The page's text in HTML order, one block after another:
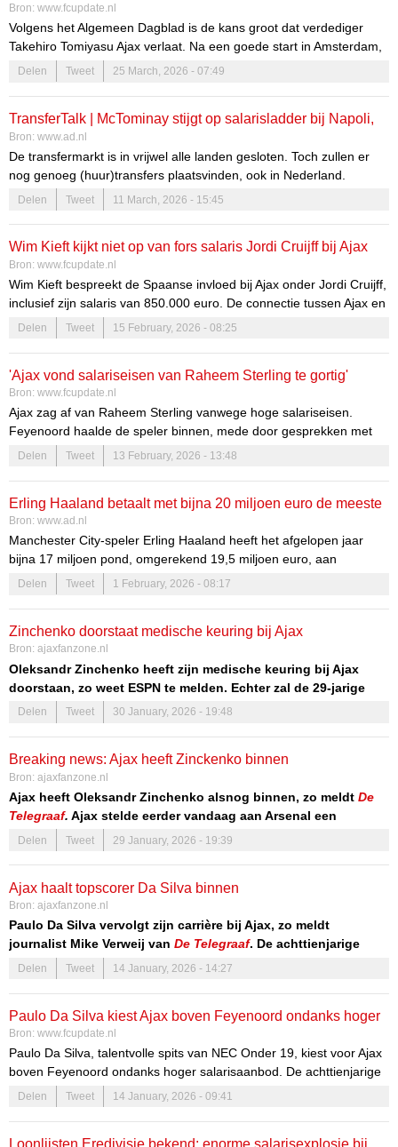
Bron: www.fcupdate.nl
Volgens het Algemeen Dagblad is de kans groot dat verdediger
Takehiro Tomiyasu Ajax verlaat. Na een goede start in Amsterdam,
speelt zijn salaris bij Arsenal en het naderende WK een rol in zijn
mogelijke vertrek.
Delen Tweet 25 March, 2026 - 07:49
TransferTalk | McTominay stijgt op salarisladder bij Napoli,
Kyle Walker stopt als international
Bron: www.ad.nl
De transfermarkt is in vrijwel alle landen gesloten. Toch zullen er
nog genoeg (huur)transfers plaatsvinden, ook in Nederland.
Tegelijkertijd komen de eerste geruchten over de zomerse
transferperiode alweer op gang. Volg het hier!
Delen Tweet 11 March, 2026 - 15:45
Wim Kieft kijkt niet op van fors salaris Jordi Cruijff bij Ajax
Bron: www.fcupdate.nl
Wim Kieft bespreekt de Spaanse invloed bij Ajax onder Jordi Cruijff,
inclusief zijn salaris van 850.000 euro. De connectie tussen Ajax en
FC Barcelona wordt benadrukt, met Óscar García als nieuwe
hoofdtrainer van Jong Ajax.
Delen Tweet 15 February, 2026 - 08:25
'Ajax vond salariseisen van Raheem Sterling te gortig'
Bron: www.fcupdate.nl
Ajax zag af van Raheem Sterling vanwege hoge salariseisen.
Feyenoord haalde de speler binnen, mede door gesprekken met
Robin van Persie en Dennis te Kloese. Sterling koos voor
Feyenoord ondanks interesse van clubs als Juventus en Napoli.
Delen Tweet 13 February, 2026 - 13:48
Erling Haaland betaalt met bijna 20 miljoen euro de meeste
belasting in Premier League, Virgil van Dijk op plek 5
Bron: www.ad.nl
Manchester City-speler Erling Haaland heeft het afgelopen jaar
bijna 17 miljoen pond, omgerekend 19,5 miljoen euro, aan
belastingen betaald. Dat berekende The Sunday Times. De Noorse
spits, naar verluidt goed voor een salaris van 577.000 euro per
Football Tax List van de zondagskrant.
Delen Tweet 1 February, 2026 - 08:17
Zinchenko doorstaat medische keuring bij Ajax
Bron: ajaxfanzone.nl
Oleksandr Zinchenko heeft zijn medische keuring bij Ajax
doorstaan, zo weet ESPN te melden. Echter zal de 29-jarige
Oekraïner aankomend weekend nog niet zijn debuut maken in
de uitwedstrijd tegen Excelsior.
Delen Tweet 30 January, 2026 - 19:48
Breaking news: Ajax heeft Zinckenko binnen
Bron: ajaxfanzone.nl
Ajax heeft Oleksandr Zinchenko alsnog binnen, zo meldt De
Telegraaf. Ajax stelde eerder vandaag aan Arsenal een
deadline en dat heeft dus het gewenste effect gesorteerd.
De transfer van Zinchenko naar Ajax hing al langer in de lucht. Ajax
was al akkoord met de speler en over een transfersom van 1,5
miljoen euro.
Delen Tweet 29 January, 2026 - 19:39
Ajax haalt topscorer Da Silva binnen
Bron: ajaxfanzone.nl
Paulo Da Silva vervolgt zijn carrière bij Ajax, zo meldt
journalist Mike Verweij van De Telegraaf. De achttienjarige
spits van NEC kon bij Feyenoord meer verdienen, maar de
Tilburger kiest voor het plan van Ajax.
Delen Tweet 14 January, 2026 - 14:27
Paulo Da Silva kiest Ajax boven Feyenoord ondanks hoger
salaris
Bron: www.fcupdate.nl
Paulo Da Silva, talentvolle spits van NEC Onder 19, kiest voor Ajax
boven Feyenoord ondanks hoger salarisaanbod. De achttienjarige
aanvaller tekent waarschijnlijk een driejarig contract bij Jong Ajax,
dat actief is in de Keuken Kampioen Divisie.
Delen Tweet 14 January, 2026 - 09:41
Loonlijsten Eredivisie bekend: enorme salarisexplosie bij